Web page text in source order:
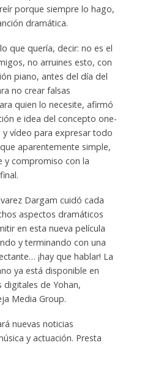
porque siempre lo hago,
dramática.
que quería, decir: no es el
no arruines esto, con
piano, antes del día del
no crear falsas
quien lo necesite, afirmó
e idea del concepto one-
y vídeo para expresar todo
aparentemente simple,
y compromiso con la
Dargam cuidó cada
aspectos dramáticos
en esta nueva película
y terminando con una
¡hay que hablar! La
ya está disponible en
de Yohan,
Media Group.
nuevas noticias
y actuación. Presta